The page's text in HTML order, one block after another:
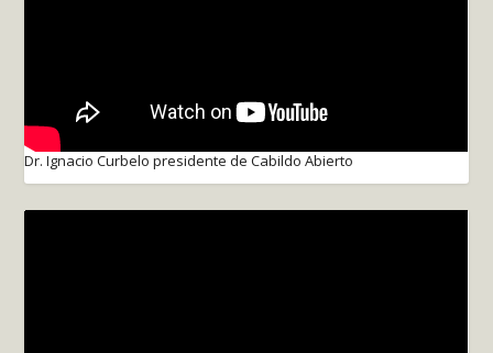
Dr. Ignacio Curbelo presidente de Cabildo Abierto